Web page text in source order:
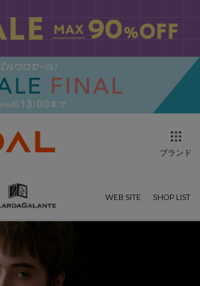
ブランド
SHOP LIST
WEB SITE